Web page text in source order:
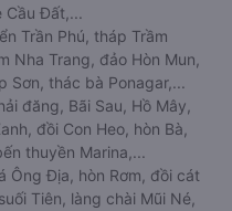
Cầu Đất,...
Trần Phú, tháp Trầm
Nha Trang, đảo Hòn Mun,
Sơn, thác bà Ponagar,...
đăng, Bãi Sau, Hồ Mây,
đồi Con Heo, hòn Bà,
thuyền Marina,...
Ông Địa, hòn Rơm, đồi cát
Tiên, làng chài Mũi Né,